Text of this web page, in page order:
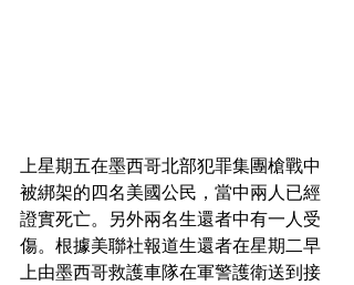
上星期五在墨西哥北部犯罪集團槍戰中
被綁架的四名美國公民，當中兩人已經
證實死亡。另外兩名生還者中有一人受
傷。根據美聯社報道生還者在星期二早
上由墨西哥救護車隊在軍警護衛送到接